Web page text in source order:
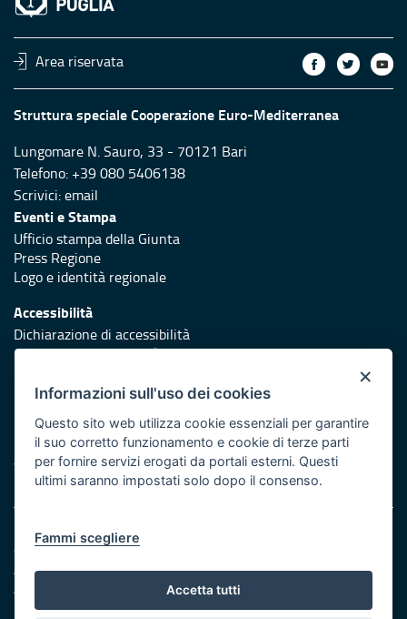
Area riservata
Struttura speciale Cooperazione Euro-Mediterranea
Lungomare N. Sauro, 33 - 70121 Bari
Telefono: +39 080 5406138
Scrivici:email
Eventi e Stampa
Ufficio stampa della Giunta
Press Regione
Logo e identità regionale
Accessibilità
Dichiarazione di accessibilità
Obiettivi di accessibilità
Redazione
Protezione civile
Vai al sito di Protezione Civile Puglia
Note legali
Cookie e privacy
Amministrazione trasparente
Atti di notifica
Feed RSS
×
Informazioni sull'uso dei cookies
Questo sito web utilizza cookie essenziali per garantire
il suo corretto funzionamento e cookie di terze parti
per fornire servizi erogati da portali esterni. Questi
ultimi saranno impostati solo dopo il consenso.
Fammi scegliere
Accetta tutti